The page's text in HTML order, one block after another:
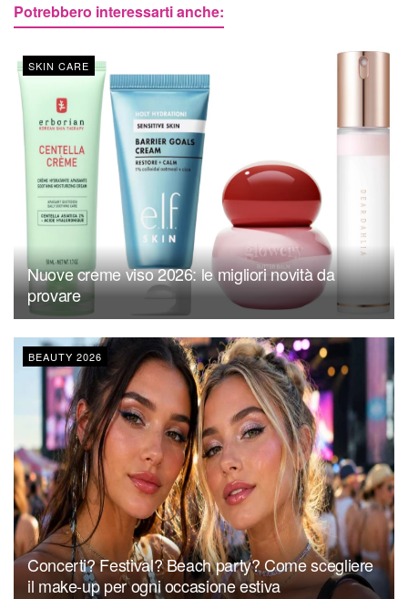
Potrebbero interessarti anche:
SKIN CARE
Nuove creme viso 2026: le migliori novità da
provare
BEAUTY 2026
Concerti? Festival? Beach party? Come scegliere
il make-up per ogni occasione estiva